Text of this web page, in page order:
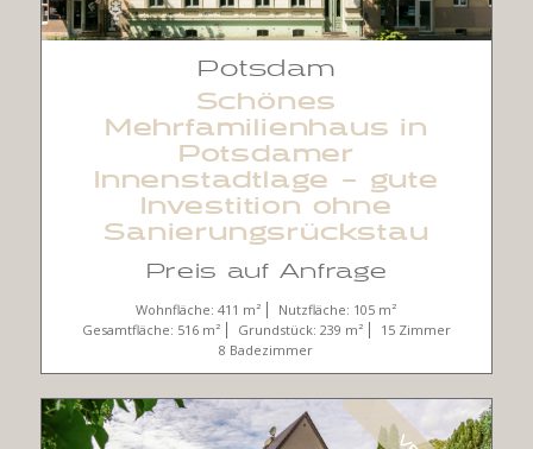
Potsdam
Schönes
Mehrfamilienhaus in
Potsdamer
Innenstadtlage – gute
Investition ohne
Sanierungsrückstau
Preis auf Anfrage
Wohnfläche: 411 m²
Nutzfläche: 105 m²
Gesamtfläche: 516 m²
Grundstück: 239 m²
15 Zimmer
8 Badezimmer